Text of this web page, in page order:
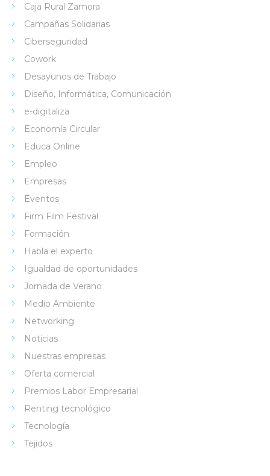
Caja Rural Zamora
Campañas Solidarias
Ciberseguridad
Cowork
Desayunos de Trabajo
Diseño, Informática, Comunicación
e-digitaliza
Economía Circular
Educa Online
Empleo
Empresas
Eventos
Firm Film Festival
Formación
Habla el experto
Igualdad de oportunidades
Jornada de Verano
Medio Ambiente
Networking
Noticias
Nuestras empresas
Oferta comercial
Premios Labor Empresarial
Renting tecnológico
Tecnología
Tejidos